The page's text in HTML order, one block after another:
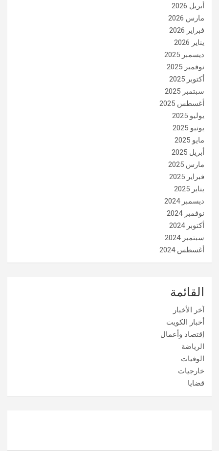
أبريل 2026
مارس 2026
فبراير 2026
يناير 2026
ديسمبر 2025
نوفمبر 2025
أكتوبر 2025
سبتمبر 2025
أغسطس 2025
يوليو 2025
يونيو 2025
مايو 2025
أبريل 2025
مارس 2025
فبراير 2025
يناير 2025
ديسمبر 2024
نوفمبر 2024
أكتوبر 2024
سبتمبر 2024
أغسطس 2024
القائمة
آخر الأخبار
أخبار الكويت
إقتصاد وأعمال
الرياضة
الوفيات
خارجيات
قضايا